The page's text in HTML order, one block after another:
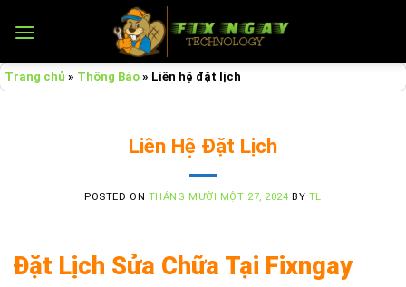
Trang chủ » Thông Báo » Liên hệ đặt lịch
Liên Hệ Đặt Lịch
POSTED ON THÁNG MƯỜI MỘT 27, 2024 BY TL
Đặt Lịch Sửa Chữa Tại Fixngay